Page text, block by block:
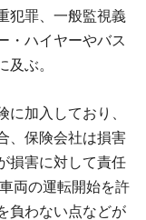
犯罪、一般監視義
・ハイヤーやバス
ぶ。
加入しており、
、保険会社は損害
損害に対して責任
両の運転開始を許
負わない点などが